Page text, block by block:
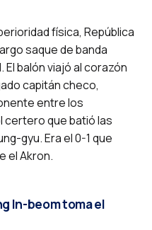
física, República
saque de banda
balón viajó al corazón
capitán checo,
entre los
certero que batió las
gyu. Era el 0-1 que
el Akron.
In-beom toma el